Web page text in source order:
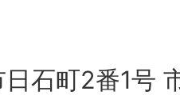
石町2番1号